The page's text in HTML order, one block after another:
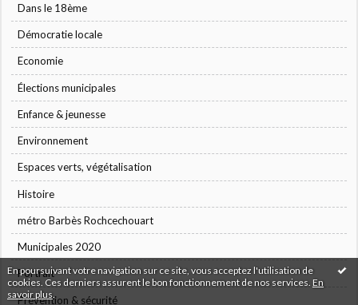
En poursuivant votre navigation sur ce site, vous acceptez l'utilisation de
cookies. Ces derniers assurent le bon fonctionnement de nos services. En
savoir plus
Dans le 18ème
Démocratie locale
Economie
Élections municipales
Enfance & jeunesse
Environnement
Espaces verts, végétalisation
Histoire
métro Barbès Rochcechouart
Municipales 2020
Portrait
Prévention & sécurité